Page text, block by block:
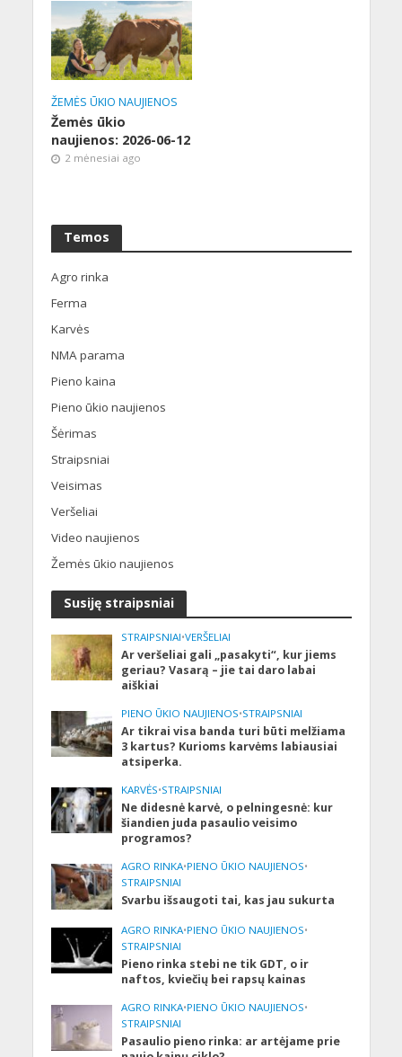
ŽEMĖS ŪKIO NAUJIENOS
Žemės ūkio
naujienos: 2026-06-12
2 mėnesiai ago
Temos
Agro rinka
Ferma
Karvės
NMA parama
Pieno kaina
Pieno ūkio naujienos
Šėrimas
Straipsniai
Veisimas
Veršeliai
Video naujienos
Žemės ūkio naujienos
Susiję straipsniai
STRAIPSNIAI•VERŠELIAI
Ar veršeliai gali „pasakyti“, kur jiems
geriau? Vasarą – jie tai daro labai
aiškiai
PIENO ŪKIO NAUJIENOS•STRAIPSNIAI
Ar tikrai visa banda turi būti melžiama
3 kartus? Kurioms karvėms labiausiai
atsiperka.
KARVĖS•STRAIPSNIAI
Ne didesnė karvė, o pelningesnė: kur
šiandien juda pasaulio veisimo
programos?
AGRO RINKA•PIENO ŪKIO NAUJIENOS•
STRAIPSNIAI
Svarbu išsaugoti tai, kas jau sukurta
AGRO RINKA•PIENO ŪKIO NAUJIENOS•
STRAIPSNIAI
Pieno rinka stebi ne tik GDT, o ir
naftos, kviečių bei rapsų kainas
AGRO RINKA•PIENO ŪKIO NAUJIENOS•
STRAIPSNIAI
Pasaulio pieno rinka: ar artėjame prie